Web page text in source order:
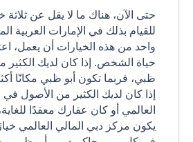
حتى الآن، هناك ما لا يقل عن ثلاثة
للقيام بذلك في الإمارات العربية
واحد من هذه الخيارات أن يعمل،
حياة الشخص. إذا كان لديك الكثير
ظبي، فربما تكون أبو ظبي مكانًا
إذا كان لديك الكثير من الأصول
العالمي أو كان عقارك معقدًا
يكون مركز دبي المالي العالمي